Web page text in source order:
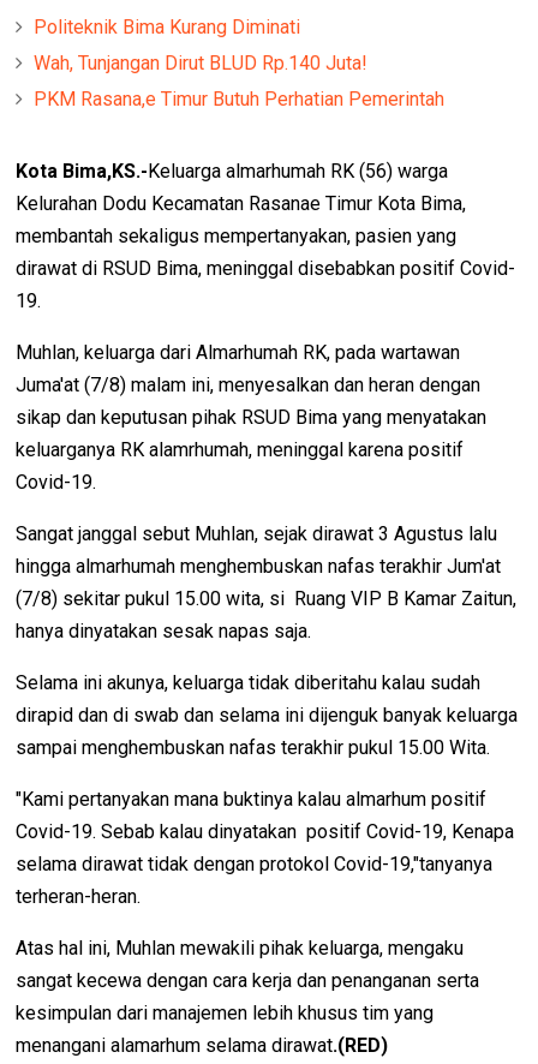
Politeknik Bima Kurang Diminati
Wah, Tunjangan Dirut BLUD Rp.140 Juta!
PKM Rasana,e Timur Butuh Perhatian Pemerintah
Kota Bima,KS.-Keluarga almarhumah RK (56) warga
Kelurahan Dodu Kecamatan Rasanae Timur Kota Bima,
membantah sekaligus mempertanyakan, pasien yang
dirawat di RSUD Bima, meninggal disebabkan positif Covid-
19.
Muhlan, keluarga dari Almarhumah RK, pada wartawan
Juma'at (7/8) malam ini, menyesalkan dan heran dengan
sikap dan keputusan pihak RSUD Bima yang menyatakan
keluarganya RK alamrhumah, meninggal karena positif
Covid-19.
Sangat janggal sebut Muhlan, sejak dirawat 3 Agustus lalu
hingga almarhumah menghembuskan nafas terakhir Jum'at
(7/8) sekitar pukul 15.00 wita, si Ruang VIP B Kamar Zaitun,
hanya dinyatakan sesak napas saja.
Selama ini akunya, keluarga tidak diberitahu kalau sudah
dirapid dan di swab dan selama ini dijenguk banyak keluarga
sampai menghembuskan nafas terakhir pukul 15.00 Wita.
"Kami pertanyakan mana buktinya kalau almarhum positif
Covid-19. Sebab kalau dinyatakan positif Covid-19, Kenapa
selama dirawat tidak dengan protokol Covid-19,"tanyanya
terheran-heran.
Atas hal ini, Muhlan mewakili pihak keluarga, mengaku
sangat kecewa dengan cara kerja dan penanganan serta
kesimpulan dari manajemen lebih khusus tim yang
menangani alamarhum selama dirawat.(RED)